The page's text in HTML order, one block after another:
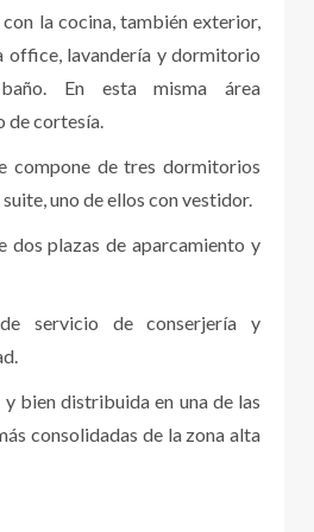
la cocina, también exterior,
office, lavandería y dormitorio
En esta misma área
de cortesía.
compone de tres dormitorios
uno de ellos con vestidor.
dos plazas de aparcamiento y
servicio de conserjería y
bien distribuida en una de las
consolidadas de la zona alta